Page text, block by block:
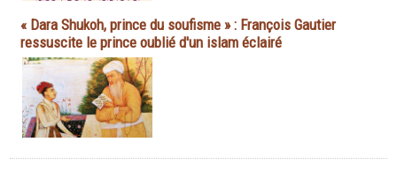
« Dara Shukoh, prince du soufisme » : François Gautier
ressuscite le prince oublié d'un islam éclairé